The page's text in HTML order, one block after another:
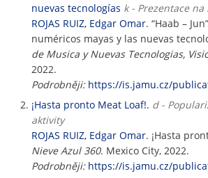
nuevas tecnologías k - Prezentace
ROJAS RUIZ, Edgar Omar. “Haab –
numéricos mayas y las nuevas
de Musica y Nuevas Tecnologias,
2022.
Podrobněji: https://is.jamu.cz/
¡Hasta pronto Meat Loaf!. d -
aktivity
ROJAS RUIZ, Edgar Omar. ¡Hasta
Nieve Azul 360. Mexico City, 2022.
Podrobněji: https://is.jamu.cz/